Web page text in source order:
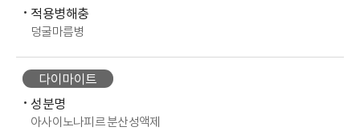
적용병해충
덩굴마름병
다이마이트
성분명
아사이노나피르 분산성액제